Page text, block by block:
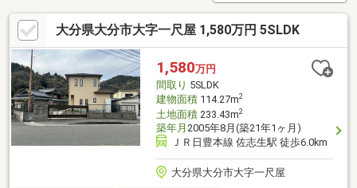
大分県大分市大字一尺屋 1,580万円 5SLDK
1,580万円
間取り 5SLDK
建物面積114.27m2
土地面積233.43m2
築年月 2005年8月(築21年1ヶ月)
ＪＲ日豊本線 佐志生駅 徒歩6.0km
大分県大分市大字一尺屋